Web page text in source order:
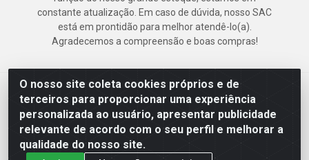
O nosso site coleta cookies próprios e de
terceiros para proporcionar uma experiência
personalizada ao usuário, apresentar publicidade
relevante de acordo com o seu perfil e melhorar a
qualidade do nosso site.
constante atualização. Em caso de dúvida, nosso SAC
está em prontidão para melhor atendê-lo(a).
Agradecemos a compreensão e boas compras!
Deskontão Atacado - Av. Marechal Mascarenhas de Morais, 2471 -
Imbiribeira - Recife/PE - CEP 51.150-001 - CNPJ 24.150.377/0003-
57